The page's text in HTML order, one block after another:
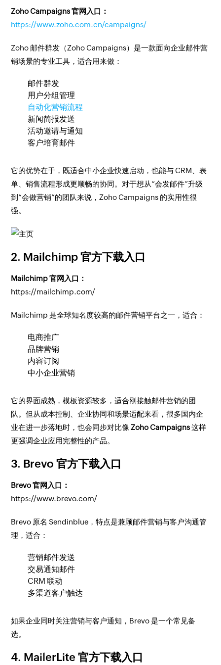
Zoho Campaigns 官网入口：
https://www.zoho.com.cn/campaigns/
Zoho 邮件群发（Zoho Campaigns）是一款面向企业邮件营
销场景的专业工具，适合用来做：
邮件群发
用户分组管理
自动化营销流程
新闻简报发送
活动邀请与通知
客户培育邮件
它的优势在于，既适合中小企业快速启动，也能与 CRM、表
单、销售流程形成更顺畅的协同。对于想从“会发邮件”升级
到“会做营销”的团队来说，Zoho Campaigns 的实用性很
强。
2. Mailchimp 官方下载入口
Mailchimp 官网入口：
https://mailchimp.com/
Mailchimp 是全球知名度较高的邮件营销平台之一，适合：
电商推广
品牌营销
内容订阅
中小企业营销
它的界面成熟，模板资源较多，适合刚接触邮件营销的团
队。但从成本控制、企业协同和场景适配来看，很多国内企
业在进一步落地时，也会同步对比像Zoho Campaigns这样
更强调企业应用完整性的产品。
3. Brevo 官方下载入口
Brevo 官网入口：
https://www.brevo.com/
Brevo 原名 Sendinblue，特点是兼顾邮件营销与客户沟通管
理，适合：
营销邮件发送
交易通知邮件
CRM 联动
多渠道客户触达
如果企业同时关注营销与客户通知，Brevo 是一个常见备
选。
4. MailerLite 官方下载入口